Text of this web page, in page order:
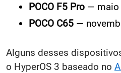
POCO F5 Pro — maio
POCO C65 —
Alguns desses
o HyperOS 3 baseado no